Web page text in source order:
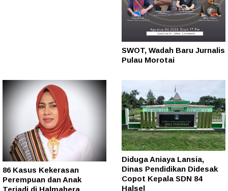
SWOT, Wadah Baru Jurnalis
Pulau Morotai
86 Kasus Kekerasan
Perempuan dan Anak
Terjadi di Halmahera
Diduga Aniaya Lansia,
Dinas Pendidikan Didesak
Copot Kepala SDN 84
Halsel